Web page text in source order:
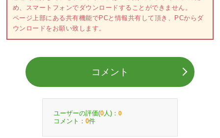
め、スマートフォンでダウンロードすることができません。
ページ上部にある共有機能でPCと情報共有して頂き、PCからダ
ウンロードをお願い致します。
コメント
ユーザーの評価(0 人)： 0
コメント： 0件